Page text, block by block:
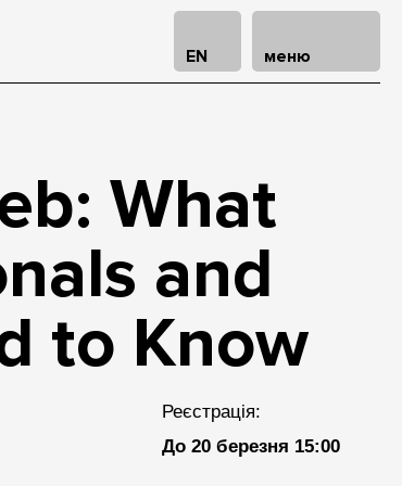
EN меню
What
and
to Know
Реєстрація:
До 20 березня 15:00